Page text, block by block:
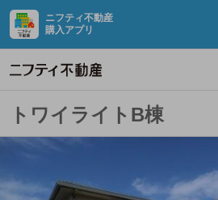
ニフティ不動産
購入アプリ
トワイライトB棟